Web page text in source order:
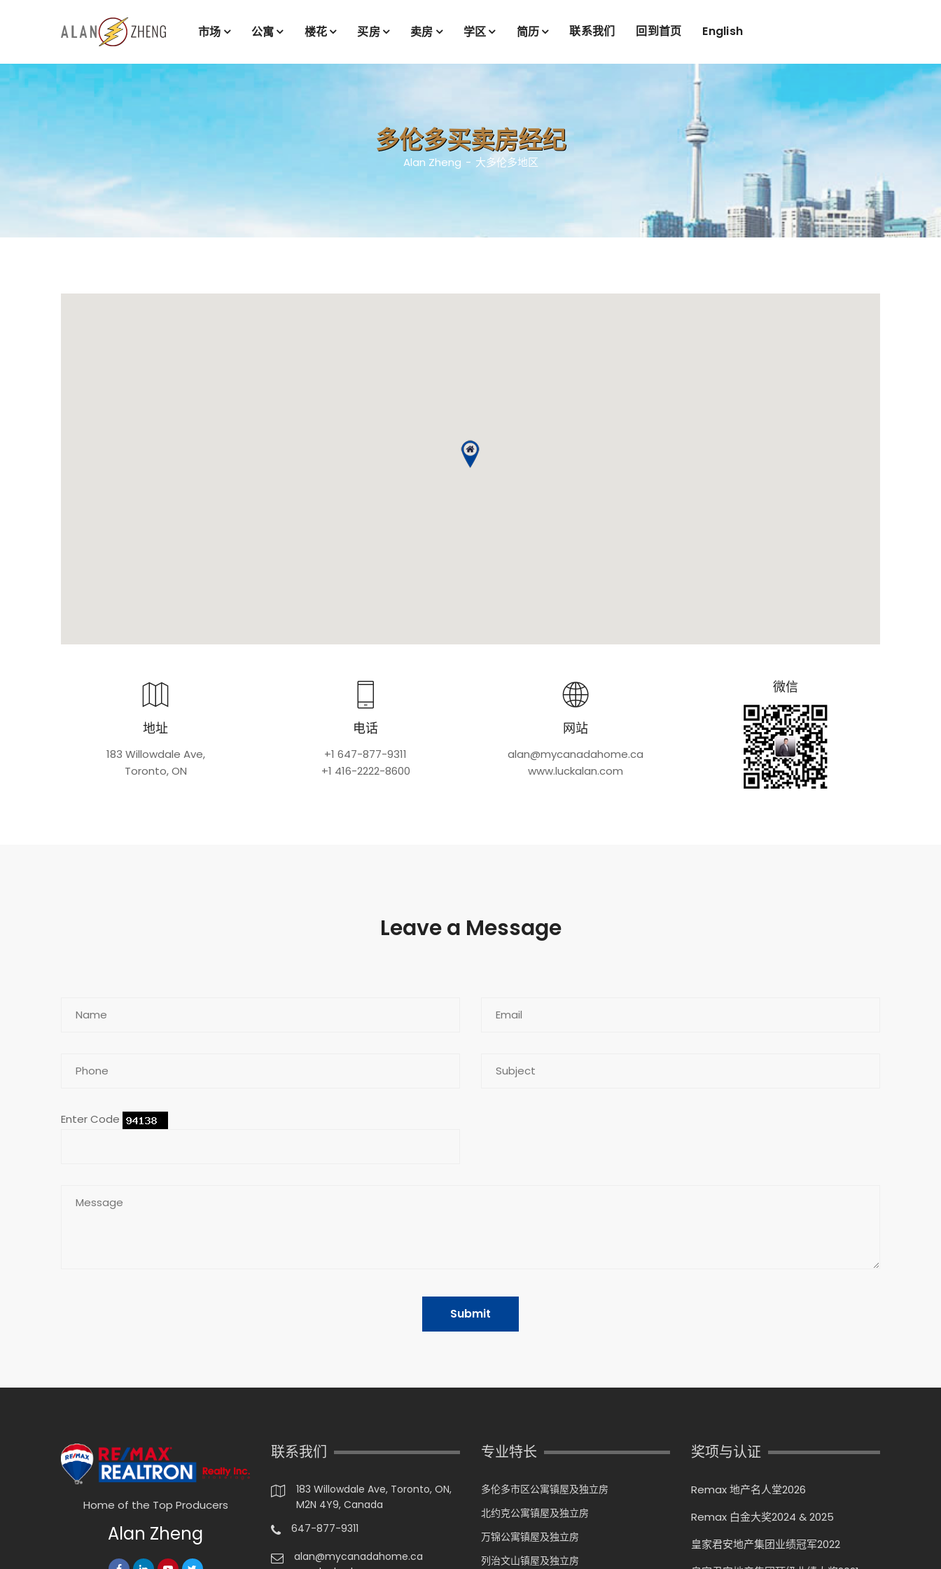
市场 公寓 楼花 买房 卖房 学区 简历 联系我们 回到首页 English
多伦多买卖房经纪
Alan Zheng 大多伦多地区
地址
183 Willowdale Ave,
Toronto, ON
电话
+1 647-877-9311
+1 416-2222-8600
网站
alan@mycanadahome.ca
www.luckalan.com
微信
Leave a Message
Enter Code
Submit
Home of the Top Producers
Alan Zheng
联系我们
183 Willowdale Ave, Toronto, ON,
M2N 4Y9, Canada
647-877-9311
alan@mycanadahome.ca
专业特长
多伦多市区公寓镇屋及独立房
北约克公寓镇屋及独立房
万锦公寓镇屋及独立房
列治文山镇屋及独立房
奖项与认证
Remax 地产名人堂2026
Remax 白金大奖2024 & 2025
皇家君安地产集团业绩冠军2022